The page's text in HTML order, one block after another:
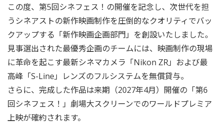
この度、第5回シネフェス！の開催を記念し、次世代を担
うシネアストの新作映画制作を圧倒的なクオリティでバッ
クアップする「新作映画企画部門」を創設いたしました。
見事選出された最優秀企画のチームには、映画制作の現場
に革命を起こす最新シネマカメラ「Nikon ZR」および最
高峰「S-Line」レンズのフルシステムを無償貸与。
さらに、完成した作品は来期（2027年4月）開催の「第6
回シネフェス！」劇場大スクリーンでのワールドプレミア
上映が確約されます。